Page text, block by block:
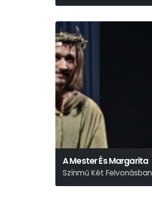
Majdnem Szomory Dezső
A Mester És Margarita
Színmű Két Felvonásban
Mihail Bulgakov: